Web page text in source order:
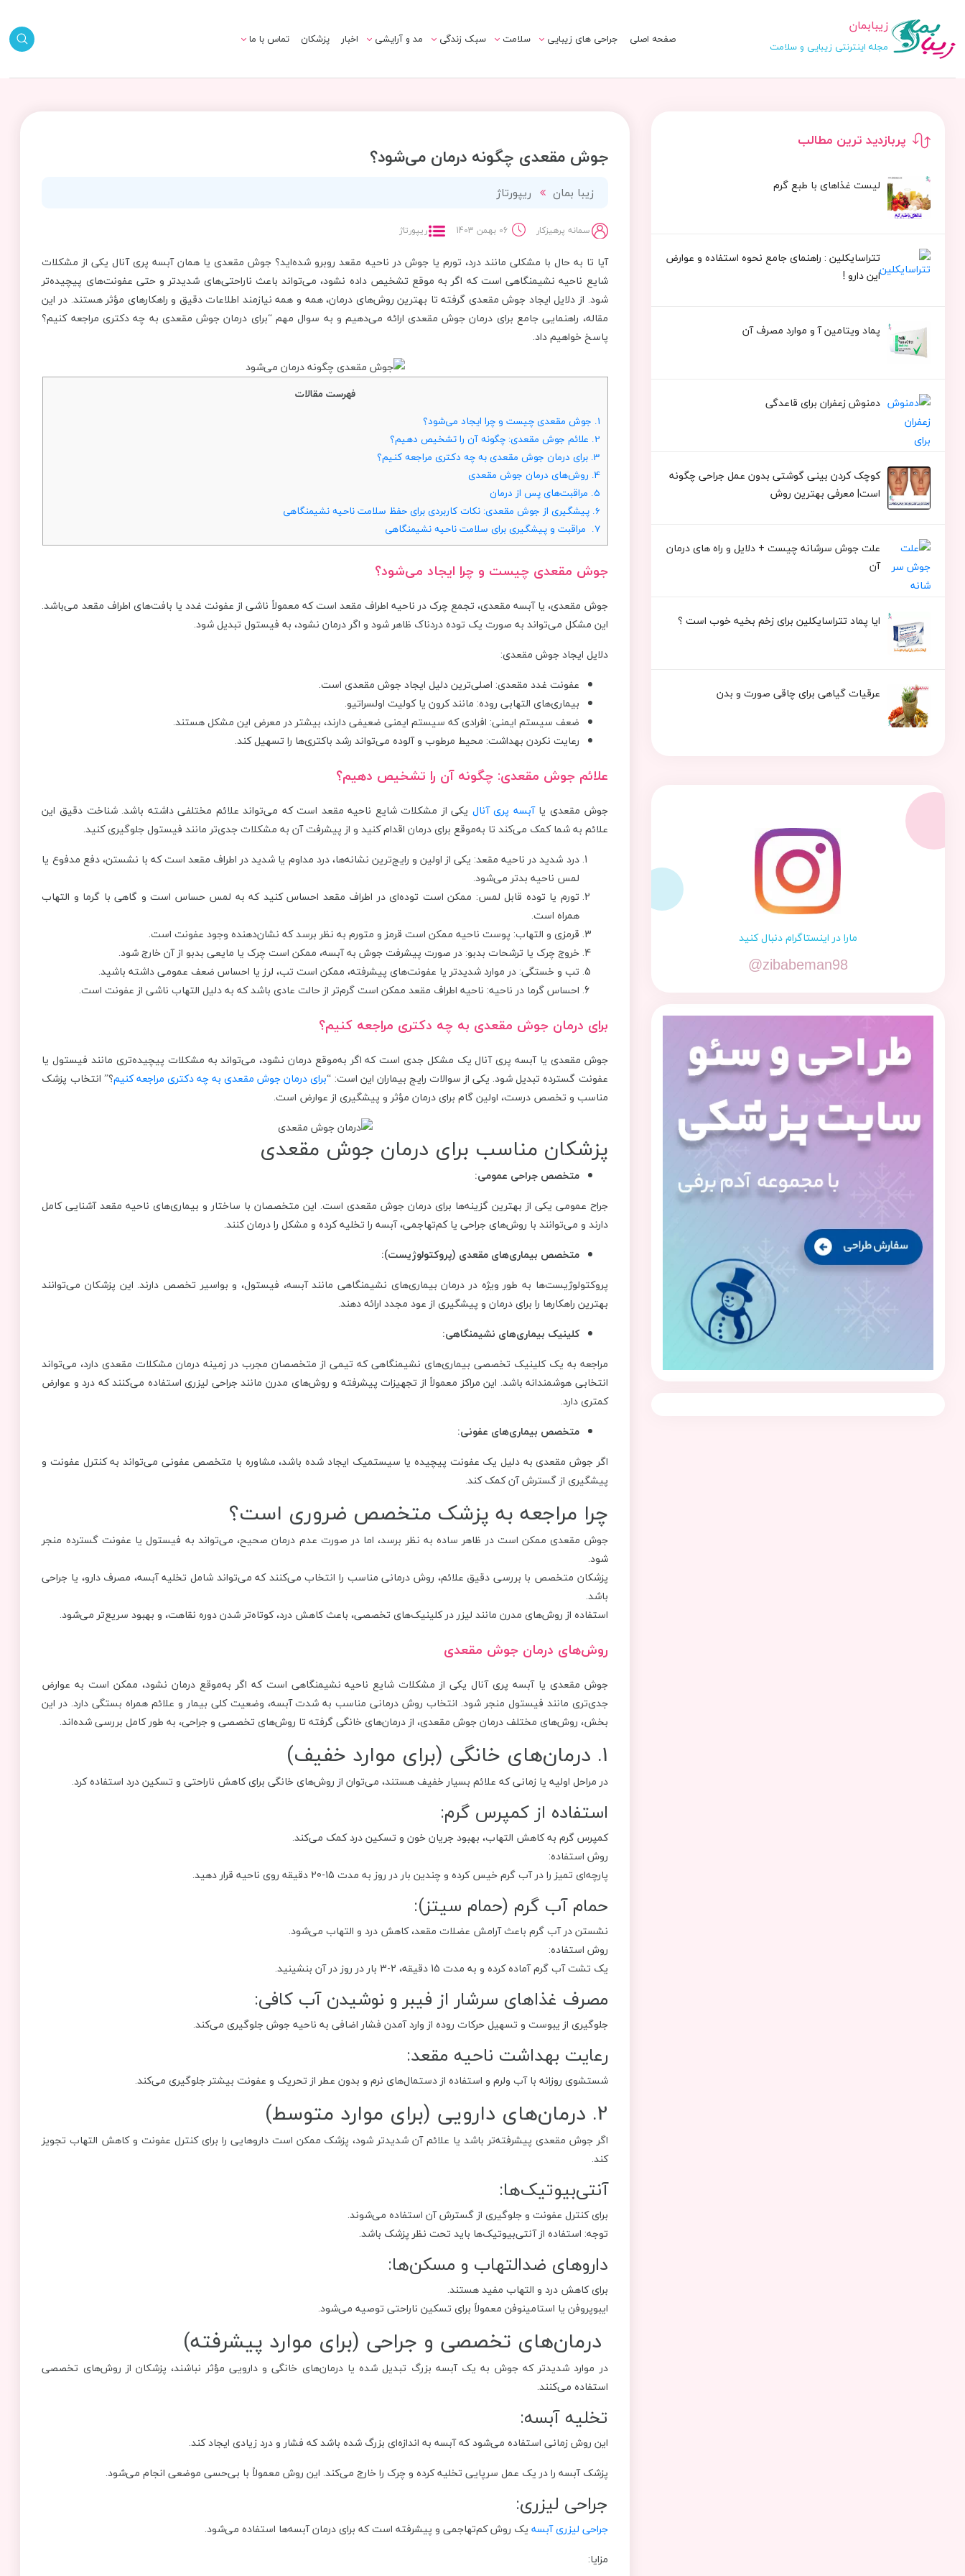
زیبابمان
مجله اینترنتی زیبایی و سلامت صفحه اصلی جراحی های زیبایی سلامت سبک زندگی مد و آرایشی اخبار پزشکان تماس با ما
پربازدید ترین مطالب
لیست غذاهای با طبع گرم
تتراسایکلین : راهنمای جامع نحوه استفاده و عوارض
این دارو !
پماد ویتامین آ و موارد مصرف آن
دمنوش زعفران برای قاعدگی
کوچک کردن بینی گوشتی بدون عمل جراحی چگونه
است| معرفی بهترین روش
علت جوش سرشانه چیست + دلایل و راه های درمان
آن
ایا پماد تتراسایکلین برای زخم بخیه خوب است ؟
عرقیات گیاهی برای چاقی صورت و بدن
مارا در اینستاگرام دنبال کنید
@zibabeman98
جوش مقعدی چگونه درمان می‌شود؟
زیبا بمان ریپورتاژ
سمانه پرهیزکار 06 بهمن 1403 ریپورتاژ
آیا تا به حال با مشکلی مانند درد، تورم یا جوش در ناحیه مقعد روبرو شده‌اید؟ جوش مقعدی یا همان آبسه پری آنال یکی از مشکلات
شایع ناحیه نشیمنگاهی است که اگر به موقع تشخیص داده نشود، می‌تواند باعث ناراحتی‌های شدیدتر و حتی عفونت‌های پیچیده‌تر
شود. از دلایل ایجاد جوش مقعدی گرفته تا بهترین روش‌های درمان، همه و همه نیازمند اطلاعات دقیق و راهکارهای مؤثر هستند. در این
مقاله، راهنمایی جامع برای درمان جوش مقعدی ارائه می‌دهیم و به سوال مهم “برای درمان جوش مقعدی به چه دکتری مراجعه کنیم؟
پاسخ خواهیم داد.
فهرست مقالات
1. جوش مقعدی چیست و چرا ایجاد می‌شود؟
2. علائم جوش مقعدی: چگونه آن را تشخیص دهیم؟
3. برای درمان جوش مقعدی به چه دکتری مراجعه کنیم؟
4. روش‌های درمان جوش مقعدی
5. مراقبت‌های پس از درمان
6. پیشگیری از جوش مقعدی: نکات کاربردی برای حفظ سلامت ناحیه نشیمنگاهی
7. مراقبت و پیشگیری برای سلامت ناحیه نشیمنگاهی
جوش مقعدی چیست و چرا ایجاد می‌شود؟
جوش مقعدی، یا آبسه مقعدی، تجمع چرک در ناحیه اطراف مقعد است که معمولاً ناشی از عفونت غدد یا بافت‌های اطراف مقعد می‌باشد.
این مشکل می‌تواند به صورت یک توده دردناک ظاهر شود و اگر درمان نشود، به فیستول تبدیل شود.
دلایل ایجاد جوش مقعدی:
عفونت غدد مقعدی: اصلی‌ترین دلیل ایجاد جوش مقعدی است.
بیماری‌های التهابی روده: مانند کرون یا کولیت اولسراتیو.
ضعف سیستم ایمنی: افرادی که سیستم ایمنی ضعیفی دارند، بیشتر در معرض این مشکل هستند.
رعایت نکردن بهداشت: محیط مرطوب و آلوده می‌تواند رشد باکتری‌ها را تسهیل کند.
علائم جوش مقعدی: چگونه آن را تشخیص دهیم؟
جوش مقعدی یاآبسه پری آنال یکی از مشکلات شایع ناحیه مقعد است که می‌تواند علائم مختلفی داشته باشد. شناخت دقیق این
علائم به شما کمک می‌کند تا به‌موقع برای درمان اقدام کنید و از پیشرفت آن به مشکلات جدی‌تر مانند فیستول جلوگیری کنید.
درد شدید در ناحیه مقعد: یکی از اولین و رایج‌ترین نشانه‌ها، درد مداوم یا شدید در اطراف مقعد است که با نشستن، دفع مدفوع یا
لمس ناحیه بدتر می‌شود.
تورم یا توده قابل لمس: ممکن است توده‌ای در اطراف مقعد احساس کنید که به لمس حساس است و گاهی با گرما و التهاب
همراه است.
قرمزی و التهاب: پوست ناحیه ممکن است قرمز و متورم به نظر برسد که نشان‌دهنده وجود عفونت است.
خروج چرک یا ترشحات بدبو: در صورت پیشرفت جوش به آبسه، ممکن است چرک یا مایعی بدبو از آن خارج شود.
تب و خستگی: در موارد شدیدتر یا عفونت‌های پیشرفته، ممکن است تب، لرز یا احساس ضعف عمومی داشته باشید.
احساس گرما در ناحیه: ناحیه اطراف مقعد ممکن است گرم‌تر از حالت عادی باشد که به دلیل التهاب ناشی از عفونت است.
برای درمان جوش مقعدی به چه دکتری مراجعه کنیم؟
جوش مقعدی یا آبسه پری آنال یک مشکل جدی است که اگر به‌موقع درمان نشود، می‌تواند به مشکلات پیچیده‌تری مانند فیستول یا
عفونت گسترده تبدیل شود. یکی از سوالات رایج بیماران این است: “برای درمان جوش مقعدی به چه دکتری مراجعه کنیم؟” انتخاب پزشک
مناسب و تخصص درست، اولین گام برای درمان مؤثر و پیشگیری از عوارض است.
پزشکان مناسب برای درمان جوش مقعدی
متخصص جراحی عمومی:
جراح عمومی یکی از بهترین گزینه‌ها برای درمان جوش مقعدی است. این متخصصان با ساختار و بیماری‌های ناحیه مقعد آشنایی کامل
دارند و می‌توانند با روش‌های جراحی یا کم‌تهاجمی، آبسه را تخلیه کرده و مشکل را درمان کنند.
متخصص بیماری‌های مقعدی (پروکتولوژیست):
پروکتولوژیست‌ها به طور ویژه در درمان بیماری‌های نشیمنگاهی مانند آبسه، فیستول، و بواسیر تخصص دارند. این پزشکان می‌توانند
بهترین راهکارها را برای درمان و پیشگیری از عود مجدد ارائه دهند.
کلینیک بیماری‌های نشیمنگاهی:
مراجعه به یک کلینیک تخصصی بیماری‌های نشیمنگاهی که تیمی از متخصصان مجرب در زمینه درمان مشکلات مقعدی دارد، می‌تواند
انتخابی هوشمندانه باشد. این مراکز معمولاً از تجهیزات پیشرفته و روش‌های مدرن مانند جراحی لیزری استفاده می‌کنند که درد و عوارض
کمتری دارد.
متخصص بیماری‌های عفونی:
اگر جوش مقعدی به دلیل یک عفونت پیچیده یا سیستمیک ایجاد شده باشد، مشاوره با متخصص عفونی می‌تواند به کنترل عفونت و
پیشگیری از گسترش آن کمک کند.
چرا مراجعه به پزشک متخصص ضروری است؟
جوش مقعدی ممکن است در ظاهر ساده به نظر برسد، اما در صورت عدم درمان صحیح، می‌تواند به فیستول یا عفونت گسترده منجر
شود.
پزشکان متخصص با بررسی دقیق علائم، روش درمانی مناسب را انتخاب می‌کنند که می‌تواند شامل تخلیه آبسه، مصرف دارو، یا جراحی
باشد.
استفاده از روش‌های مدرن مانند لیزر در کلینیک‌های تخصصی، باعث کاهش درد، کوتاه‌تر شدن دوره نقاهت، و بهبود سریع‌تر می‌شود.
روش‌های درمان جوش مقعدی
جوش مقعدی یا آبسه پری آنال یکی از مشکلات شایع ناحیه نشیمنگاهی است که اگر به‌موقع درمان نشود، ممکن است به عوارض
جدی‌تری مانند فیستول منجر شود. انتخاب روش درمانی مناسب به شدت آبسه، وضعیت کلی بیمار و علائم همراه بستگی دارد. در این
بخش، روش‌های مختلف درمان جوش مقعدی، از درمان‌های خانگی گرفته تا روش‌های تخصصی و جراحی، به طور کامل بررسی شده‌اند.
1. درمان‌های خانگی (برای موارد خفیف)
در مراحل اولیه یا زمانی که علائم بسیار خفیف هستند، می‌توان از روش‌های خانگی برای کاهش ناراحتی و تسکین درد استفاده کرد.
استفاده از کمپرس گرم:
کمپرس گرم به کاهش التهاب، بهبود جریان خون و تسکین درد کمک می‌کند.
روش استفاده:
پارچه‌ای تمیز را در آب گرم خیس کرده و چندین بار در روز به مدت 15-20 دقیقه روی ناحیه قرار دهید.
حمام آب گرم (حمام سیتز):
نشستن در آب گرم باعث آرامش عضلات مقعد، کاهش درد و التهاب می‌شود.
روش استفاده:
یک تشت آب گرم آماده کرده و به مدت 15 دقیقه، 2-3 بار در روز در آن بنشینید.
مصرف غذاهای سرشار از فیبر و نوشیدن آب کافی:
جلوگیری از یبوست و تسهیل حرکات روده از وارد آمدن فشار اضافی به ناحیه جوش جلوگیری می‌کند.
رعایت بهداشت ناحیه مقعد:
شستشوی روزانه با آب ولرم و استفاده از دستمال‌های نرم و بدون عطر از تحریک و عفونت بیشتر جلوگیری می‌کند.
2. درمان‌های دارویی (برای موارد متوسط)
اگر جوش مقعدی پیشرفته‌تر باشد یا علائم آن شدیدتر شود، پزشک ممکن است داروهایی را برای کنترل عفونت و کاهش التهاب تجویز
کند.
آنتی‌بیوتیک‌ها:
برای کنترل عفونت و جلوگیری از گسترش آن استفاده می‌شوند.
توجه: استفاده از آنتی‌بیوتیک‌ها باید تحت نظر پزشک باشد.
داروهای ضدالتهاب و مسکن‌ها:
برای کاهش درد و التهاب مفید هستند.
ایبوپروفن یا استامینوفن معمولاً برای تسکین ناراحتی توصیه می‌شود.
درمان‌های تخصصی و جراحی (برای موارد پیشرفته)
در موارد شدیدتر که جوش به یک آبسه بزرگ تبدیل شده یا درمان‌های خانگی و دارویی مؤثر نباشند، پزشکان از روش‌های تخصصی
استفاده می‌کنند.
تخلیه آبسه:
این روش زمانی استفاده می‌شود که آبسه به اندازه‌ای بزرگ شده باشد که فشار و درد زیادی ایجاد کند.
پزشک آبسه را در یک عمل سرپایی تخلیه کرده و چرک را خارج می‌کند. این روش معمولاً با بی‌حسی موضعی انجام می‌شود.
جراحی لیزری:
جراحی لیزری آبسه یک روش کم‌تهاجمی و پیشرفته است که برای درمان آبسه‌ها استفاده می‌شود.
مزایا: